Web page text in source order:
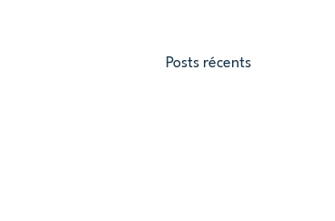
Posts récents